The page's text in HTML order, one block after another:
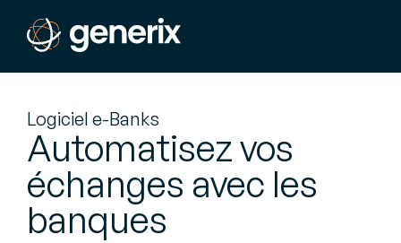
Logiciel e-Banks
Automatisez vos
échanges avec les
banques